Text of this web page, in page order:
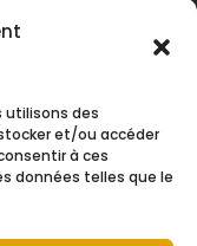
utilisons des
et/ou accéder
à ces
données telles que le
: